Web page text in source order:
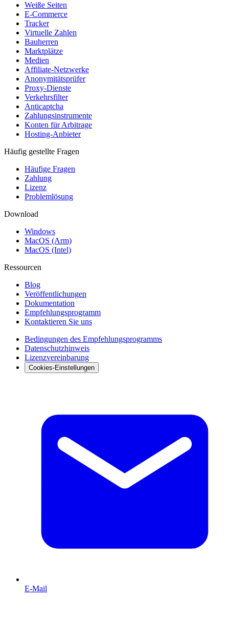
Weiße Seiten
E-Commerce
Tracker
Virtuelle Zahlen
Bauherren
Marktplätze
Medien
Affiliate-Netzwerke
Anonymitätsprüfer
Proxy-Dienste
Verkehrsfilter
Anticaptcha
Zahlungsinstrumente
Konten für Arbitrage
Hosting-Anbieter
Häufig gestellte Fragen
Häufige Fragen
Zahlung
Lizenz
Problemlösung
Download
Windows
MacOS (Arm)
MacOS (Intel)
Ressourcen
Blog
Veröffentlichungen
Dokumentation
Empfehlungsprogramm
Kontaktieren Sie uns
Bedingungen des Empfehlungsprogramms
Datenschutzhinweis
Lizenzvereinbarung
Cookies-Einstellungen
E-Mail